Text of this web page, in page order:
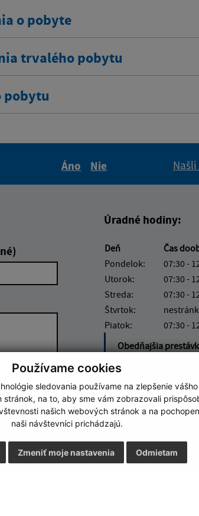
Používame cookies
sledovania používame na zlepšenie
na to, aby sme vám zobrazovali
našich webových stránok a na
naši návštevníci prichádzajú.
Odmietam
Zmeniť moje nastavenia
o pobyte
trvalého pobytu
pobytu
Áno
Nie
Google reCaptcha Response
správu
Úradné hodiny:
Deň Čas
Pondelok:
07:30 -
Utorok:
07:30 -
Streda:
07:30 -
Štvrtok:
Piatok:
07:30 -
Obedňajšia
Číslo účtu IBAN:
4572